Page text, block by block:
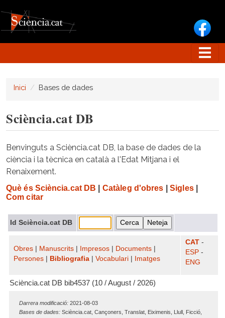
Inici Bases de dades
Sciència.cat DB
Benvinguts a Sciència.cat DB, la base de dades de la
ciència i la tècnica en català a l'Edat Mitjana i el
Renaixement.
Què és Sciència.cat DB Catàleg d'obres Sigles|
Com citar
Id Sciència.cat DB
Obres Manuscrits Impresos Documents
Persones
Bibliografia Vocabulari Imatges
CAT -
ESP -
ENG
Sciència.cat DB bib4537 (10 / August / 2026)
Darrera modificació: 2021-08-03
Bases de dades: Sciència.cat, Cançoners, Translat, Eiximenis, Llull, Ficció,